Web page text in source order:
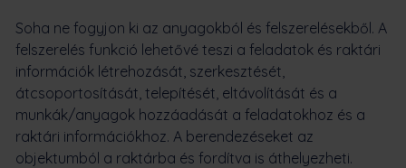
Soha ne fogyjon ki az anyagokból és felszerelésekből. A
felszerelés funkció lehetővé teszi a feladatok és raktári
információk létrehozását, szerkesztését,
átcsoportosítását, telepítését, eltávolítását és a
munkák/anyagok hozzáadását a feladatokhoz és a
raktári információkhoz. A berendezéseket az
objektumból a raktárba és fordítva is áthelyezheti.